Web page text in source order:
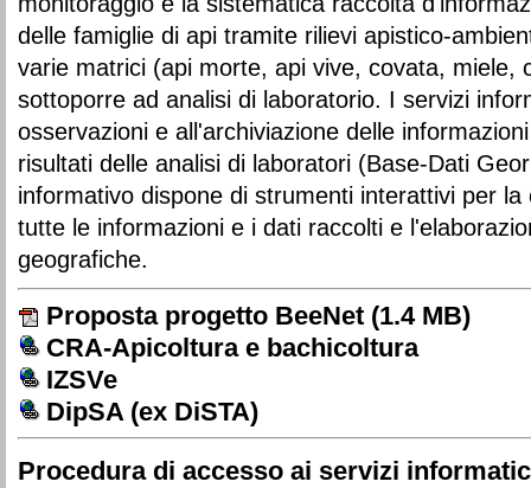
delle famiglie di api tramite rilievi apistico-
varie matrici (api morte, api vive, covata, miele,
sottoporre ad analisi di laboratorio. I servizi
osservazioni e all'archiviazione delle
risultati delle analisi di laboratori (Base-Dati
informativo dispone di strumenti interattivi per
tutte le informazioni e i dati raccolti e
geografiche.
Proposta progetto BeeNet (1.4 MB)
CRA-Apicoltura e bachicoltura
IZSVe
DipSA (ex DiSTA)
Procedura di accesso ai servizi